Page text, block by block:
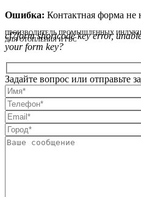
ПРОИЗВОДИТЕЛЬ ПРОМЫШЛЕННЫХ
ДЛЯ ОТОПЛЕНИЯ И ГВС
Ошибка: Контактная форма не
cf7form shortcode key error,
your form key?
Задайте вопрос или отправьте